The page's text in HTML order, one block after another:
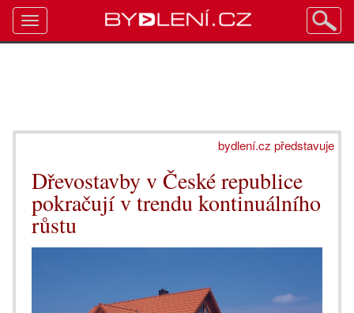
bydlení.cz představuje
Dřevostavby v České republice
pokračují v trendu kontinuálního
růstu
Toggle
navigation